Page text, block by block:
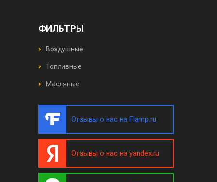
ФИЛЬТРЫ
Воздушные
Топливные
Масляные
Отзывы о нас на Flamp.ru
Отзывы о нас на yandex.ru